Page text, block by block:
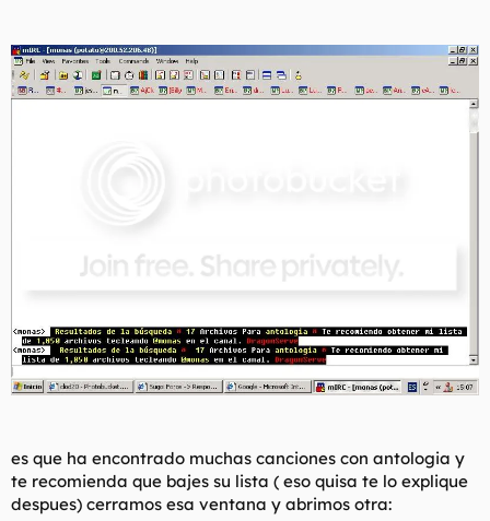
es que ha encontrado muchas canciones con antologia y
te recomienda que bajes su lista ( eso quisa te lo explique
despues) cerramos esa ventana y abrimos otra: